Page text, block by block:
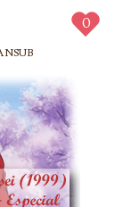
0